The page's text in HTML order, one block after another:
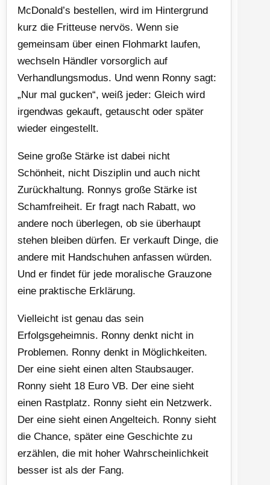
McDonald’s bestellen, wird im Hintergrund
kurz die Fritteuse nervös. Wenn sie
gemeinsam über einen Flohmarkt laufen,
wechseln Händler vorsorglich auf
Verhandlungsmodus. Und wenn Ronny sagt:
„Nur mal gucken“, weiß jeder: Gleich wird
irgendwas gekauft, getauscht oder später
wieder eingestellt.
Seine große Stärke ist dabei nicht
Schönheit, nicht Disziplin und auch nicht
Zurückhaltung. Ronnys große Stärke ist
Schamfreiheit. Er fragt nach Rabatt, wo
andere noch überlegen, ob sie überhaupt
stehen bleiben dürfen. Er verkauft Dinge, die
andere mit Handschuhen anfassen würden.
Und er findet für jede moralische Grauzone
eine praktische Erklärung.
Vielleicht ist genau das sein
Erfolgsgeheimnis. Ronny denkt nicht in
Problemen. Ronny denkt in Möglichkeiten.
Der eine sieht einen alten Staubsauger.
Ronny sieht 18 Euro VB. Der eine sieht
einen Rastplatz. Ronny sieht ein Netzwerk.
Der eine sieht einen Angelteich. Ronny sieht
die Chance, später eine Geschichte zu
erzählen, die mit hoher Wahrscheinlichkeit
besser ist als der Fang.